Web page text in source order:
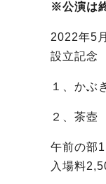
※公演は
2022年5
設立記念
１、かぶ
２、茶壺
午前の部
入場料